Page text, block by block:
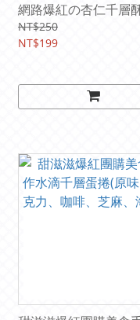
網路爆紅の杏仁千層
NT$250
NT$199